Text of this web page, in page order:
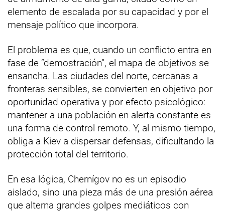
elemento de escalada por su capacidad y por el
mensaje político que incorpora.
El problema es que, cuando un conflicto entra en
fase de “demostración”, el mapa de objetivos se
ensancha. Las ciudades del norte, cercanas a
fronteras sensibles, se convierten en objetivo por
oportunidad operativa y por efecto psicológico:
mantener a una población en alerta constante es
una forma de control remoto. Y, al mismo tiempo,
obliga a Kiev a dispersar defensas, dificultando la
protección total del territorio.
En esa lógica, Chernígov no es un episodio
aislado, sino una pieza más de una presión aérea
que alterna grandes golpes mediáticos con